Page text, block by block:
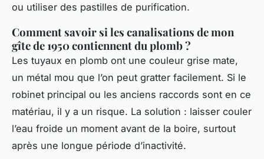
ou utiliser des pastilles de purification.
Comment savoir si les canalisations de mon
gîte de 1950 contiennent du plomb ?
Les tuyaux en plomb ont une couleur grise mate,
un métal mou que l’on peut gratter facilement. Si le
robinet principal ou les anciens raccords sont en ce
matériau, il y a un risque. La solution : laisser couler
l’eau froide un moment avant de la boire, surtout
après une longue période d’inactivité.